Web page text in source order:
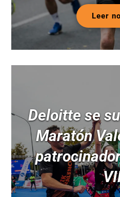
Leer
Deloitte se
Maratón